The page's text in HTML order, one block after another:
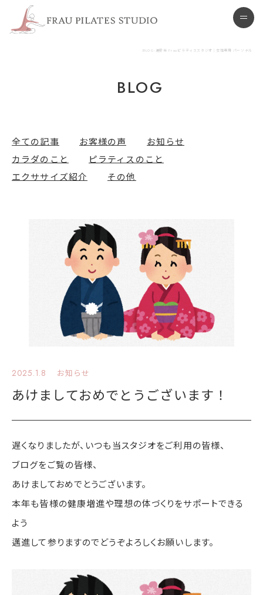
BLOG-浦安市 Frauピラティススタジオ | 女性専用 パーソナル
BLOG
全ての記事 お客様の声
お知らせ
カラダのこと
ピラティスのこと
エクササイズ紹介
その他
2025.1.8 お知らせ
あけましておめでとうございます！
遅くなりましたが、いつも当スタジオをご利用の皆様、
ブログをご覧の皆様、
あけましておめでとうございます。
本年も皆様の健康増進や理想の体づくりをサポートできる
よう
邁進して参りますのでどうぞよろしくお願いします。